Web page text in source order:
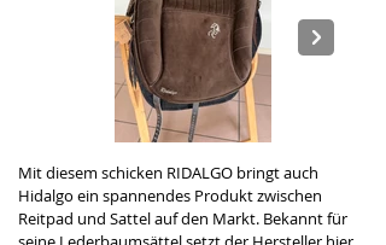
Ridalgo dunkelbraun.jpeg
Mit diesem schicken RIDALGO bringt auch
Hidalgo ein spannendes Produkt zwischen
Reitpad und Sattel auf den Markt. Bekannt für